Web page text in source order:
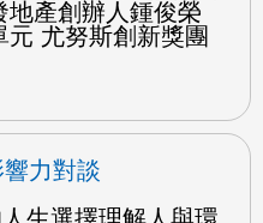
地產創辦人鍾俊榮
尤努斯創新獎團
力對談